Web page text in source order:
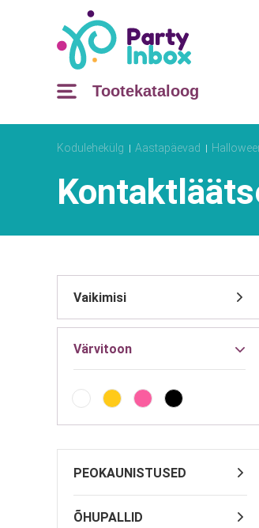
Tootekataloog
Kodulehekülg Aastapäevad
Värvitoon
PEOKAUNISTUSED
ÕHUPALLID